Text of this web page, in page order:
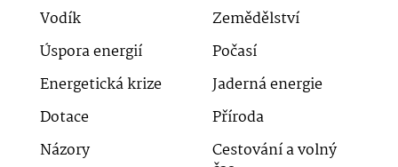
Vodík
Zemědělství
Úspora energií
Počasí
Energetická krize
Jaderná energie
Dotace
Příroda
Názory
Cestování a volný